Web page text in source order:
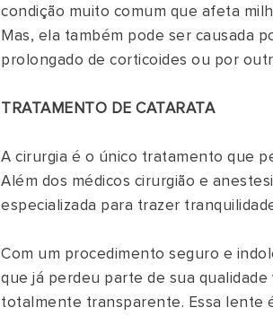
condição muito comum que afeta
Mas, ela também pode ser causada
prolongado de corticoides ou por
TRATAMENTO DE CATARATA
A cirurgia é o único tratamento que
Além dos médicos cirurgião e
especializada para trazer
Com um procedimento seguro e
que já perdeu parte de sua
totalmente transparente. Essa lente